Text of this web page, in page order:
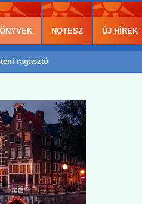
ragasztó
NOTESZ ÚJ HÍREK